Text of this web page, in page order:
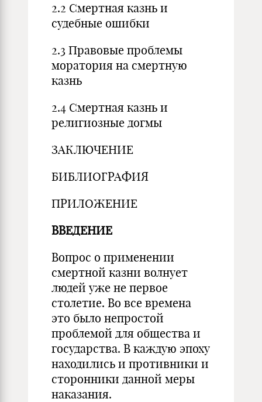
2.2 Смертная казнь и
судебные ошибки
2.3 Правовые проблемы
моратория на смертную
казнь
2.4 Смертная казнь и
религиозные догмы
ЗАКЛЮЧЕНИЕ
БИБЛИОГРАФИЯ
ПРИЛОЖЕНИЕ
ВВЕДЕНИЕ
Вопрос о применении
смертной казни волнует
людей уже не первое
столетие. Во все времена
это было непростой
проблемой для общества и
государства. В каждую эпоху
находились и противники и
сторонники данной меры
наказания.